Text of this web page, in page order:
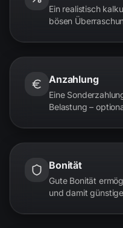
Ein realistisch
bösen
Anzahlung
Eine
Belastung –
Bonität
Gute Bonität
und damit